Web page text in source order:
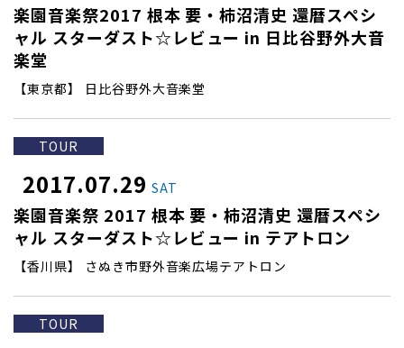
楽園音楽祭2017 根本 要・柿沼清史 還暦スペシ
ャル スターダスト☆レビュー in 日比谷野外大音
楽堂
【東京都】 日比谷野外大音楽堂
TOUR
2017.07.29 SAT
楽園音楽祭 2017 根本 要・柿沼清史 還暦スペシ
ャル スターダスト☆レビュー in テアトロン
【香川県】 さぬき市野外音楽広場テアトロン
TOUR